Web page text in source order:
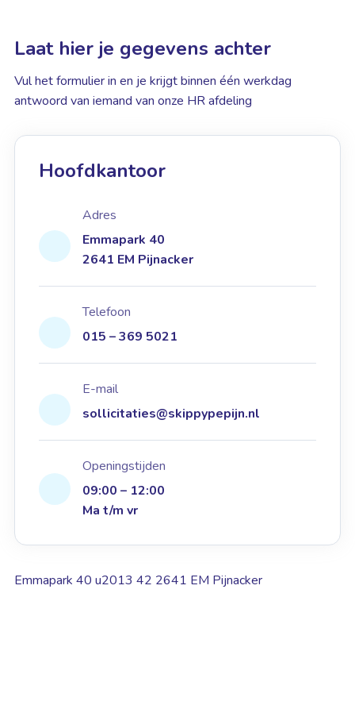
Laat hier je gegevens achter
Vul het formulier in en je krijgt binnen één werkdag
antwoord van iemand van onze HR afdeling
Hoofdkantoor
Adres
Emmapark 40
2641 EM Pijnacker
Telefoon
015 – 369 5021
E-mail
sollicitaties@skippypepijn.nl
Openingstijden
09:00 – 12:00
Ma t/m vr
Emmapark 40 u2013 42 2641 EM Pijnacker